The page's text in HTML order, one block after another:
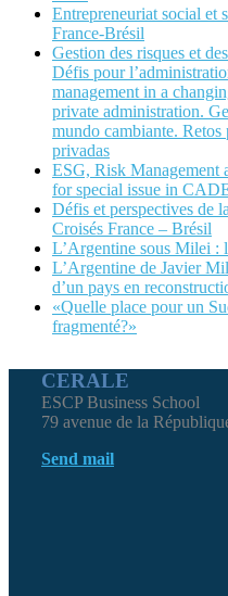
Entrepreneuriat social et
France-Brésil
Gestion des risques et
Défis pour
management in a
private administration.
mundo cambiante.
privadas
ESG, Risk Management
for special issue in
Défis et perspectives de
Croisés France – Brésil
L’Argentine sous Milei :
L’Argentine de Javier
d’un pays en
«Quelle place pour un
fragmenté?»
CERALE
ESCP Business School
79 avenue de la
Send mail